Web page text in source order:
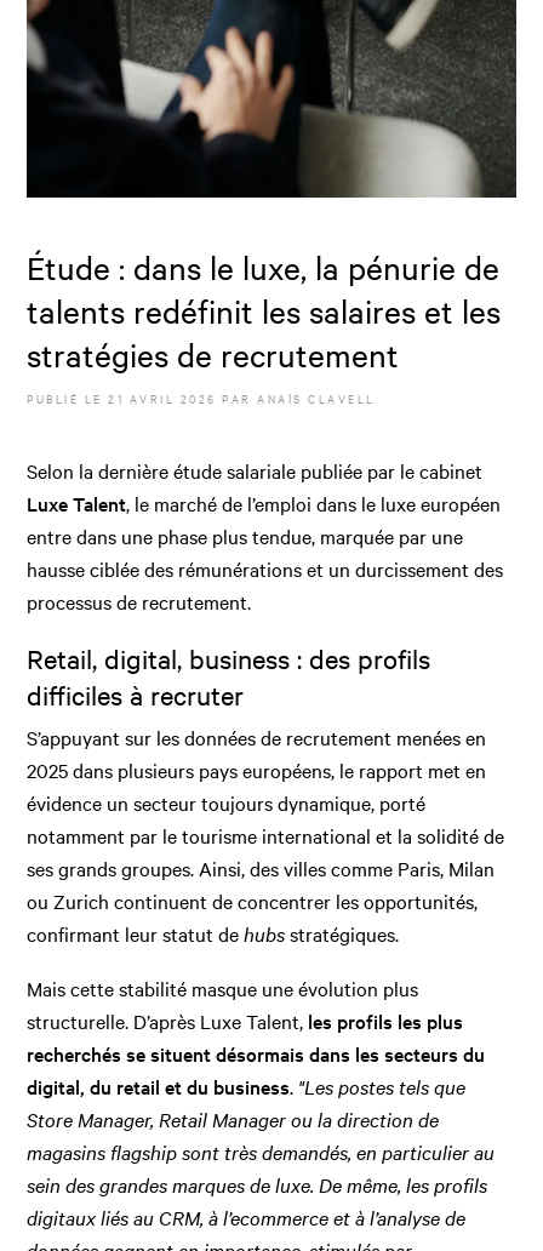
Étude : dans le luxe, la pénurie de
talents redéfinit les salaires et les
stratégies de recrutement
PUBLIÉ LE21 AVRIL 2026 PARANAÏS CLAVELL
Selon la dernière étude salariale publiée par le cabinet
Luxe Talent, le marché de l’emploi dans le luxe européen
entre dans une phase plus tendue, marquée par une
hausse ciblée des rémunérations et un durcissement des
processus de recrutement.
Retail, digital, business : des profils
difficiles à recruter
S’appuyant sur les données de recrutement menées en
2025 dans plusieurs pays européens, le rapport met en
évidence un secteur toujours dynamique, porté
notamment par le tourisme international et la solidité de
ses grands groupes. Ainsi, des villes comme Paris, Milan
ou Zurich continuent de concentrer les opportunités,
confirmant leur statut dehubsstratégiques.
Mais cette stabilité masque une évolution plus
structurelle. D’après Luxe Talent, les profils les plus
recherchés se situent désormais dans les secteurs du
digital, du retail et du business. "Les postes tels que
Store Manager, Retail Manager ou la direction de
magasins flagship sont très demandés, en particulier au
sein des grandes marques de luxe. De même, les profils
digitaux liés au CRM, à l’ecommerce et à l’analyse de